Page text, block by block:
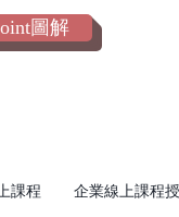
圖解
課程 企業線上課程